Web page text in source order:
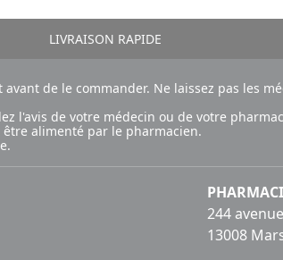
LIVRAISON RAPIDE
de le commander. Ne laissez pas les
l'avis de votre médecin ou de votre
alimenté par le pharmacien.
244
13008